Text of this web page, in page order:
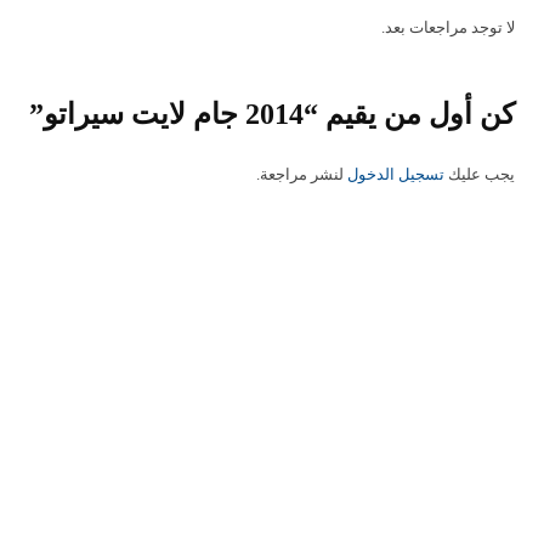
لا توجد مراجعات بعد.
كن أول من يقيم “2014 جام لايت سيراتو”
يجب عليك تسجيل الدخول لنشر مراجعة.